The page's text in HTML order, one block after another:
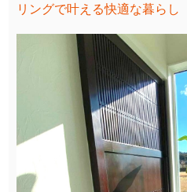
リングで叶える快適な暮らし